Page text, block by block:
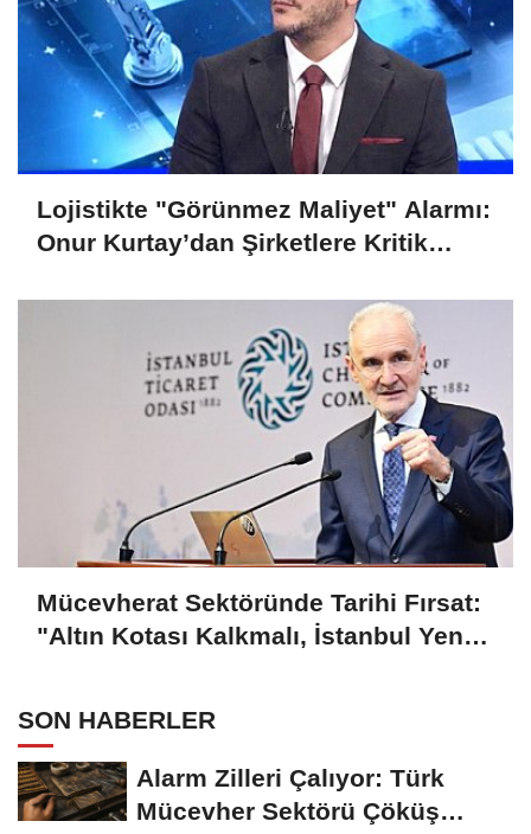
Lojistikte "Görünmez Maliyet" Alarmı:
Onur Kurtay’dan Şirketlere Kritik
Mücevherat Sektöründe Tarihi Fırsat:
"Altın Kotası Kalkmalı, İstanbul Yeni
SON HABERLER
Alarm Zilleri Çalıyor: Türk
Mücevher Sektörü Çöküş